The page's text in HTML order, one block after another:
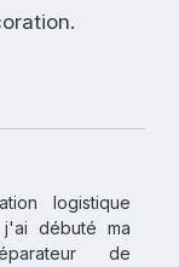
logistique
débuté ma
de